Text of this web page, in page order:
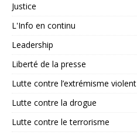
Justice
L'Info en continu
Leadership
Liberté de la presse
Lutte contre l’extrémisme violent
Lutte contre la drogue
Lutte contre le terrorisme